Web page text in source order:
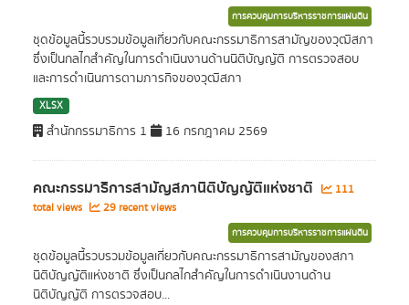
การควบคุมการบริหารราชการแผ่นดิน
ชุดข้อมูลนี้รวบรวมข้อมูลเกี่ยวกับคณะกรรมาธิการสามัญของวุฒิสภา
ซึ่งเป็นกลไกสำคัญในการดำเนินงานด้านนิติบัญญัติ การตรวจสอบ
และการดำเนินการตามภารกิจของวุฒิสภา
XLSX
สำนักกรรมาธิการ 1 16 กรกฎาคม 2569
คณะกรรมาธิการสามัญสภานิติบัญญัติแห่งชาติ
111
total views
29 recent views
การควบคุมการบริหารราชการแผ่นดิน
ชุดข้อมูลนี้รวบรวมข้อมูลเกี่ยวกับคณะกรรมาธิการสามัญของสภา
นิติบัญญัติแห่งชาติ ซึ่งเป็นกลไกสำคัญในการดำเนินงานด้าน
นิติบัญญัติ การตรวจสอบ...